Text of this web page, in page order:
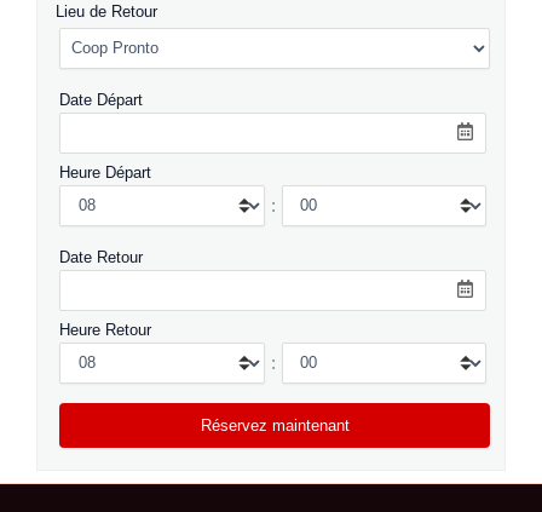
Lieu de Retour
Date Départ
Heure Départ
:
Date Retour
Heure Retour
: